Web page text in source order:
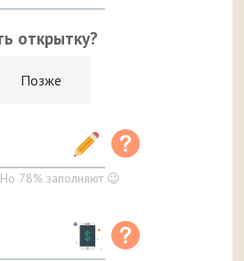
открытку?
Позже
78% заполняют 😉